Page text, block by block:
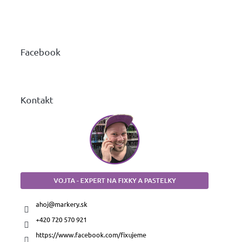
Facebook
Kontakt
VOJTA - EXPERT NA FIXKY A PASTELKY
ahoj@markery.sk
+420 720 570 921
https://www.facebook.com/fixujeme